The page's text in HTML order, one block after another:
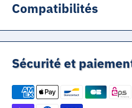
Compatibilités
Équipements acceptant
Équipements acceptant une
Appareils avec fiche 5.5 x 2.1
Sécurité et